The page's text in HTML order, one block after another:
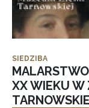
SIEDZIBA
XX WIEKU W